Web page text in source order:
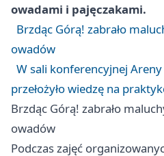
owadami i pajęczakami.
Brzdąc Górą! zabrało
owadów
W sali konferencyjnej
przełożyło wiedzę na
Brzdąc Górą! zabrało
owadów
Podczas zajęć